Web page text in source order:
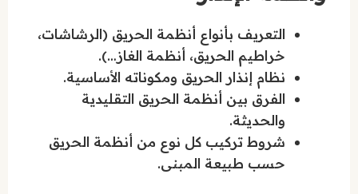
التعريف بأنواع أنظمة الحريق (الرشاشات،
خراطيم الحريق، أنظمة الغاز…).
نظام إنذار الحريق ومكوناته الأساسية.
الفرق بين أنظمة الحريق التقليدية
والحديثة.
شروط تركيب كل نوع من أنظمة الحريق
حسب طبيعة المبنى.